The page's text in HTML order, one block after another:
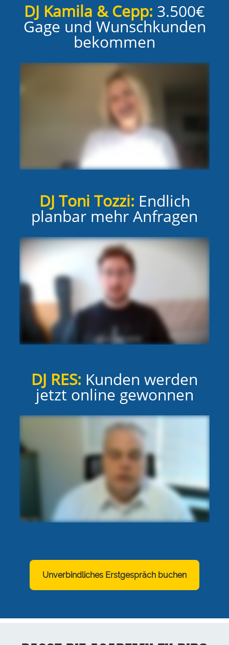
DJ Kamila & Cepp: 3.500€
Gage und Wunschkunden
bekommen
DJ Toni Tozzi: Endlich
planbar mehr Anfragen
DJ RES: Kunden werden
jetzt online gewonnen
Unverbindliches Erstgespräch buchen